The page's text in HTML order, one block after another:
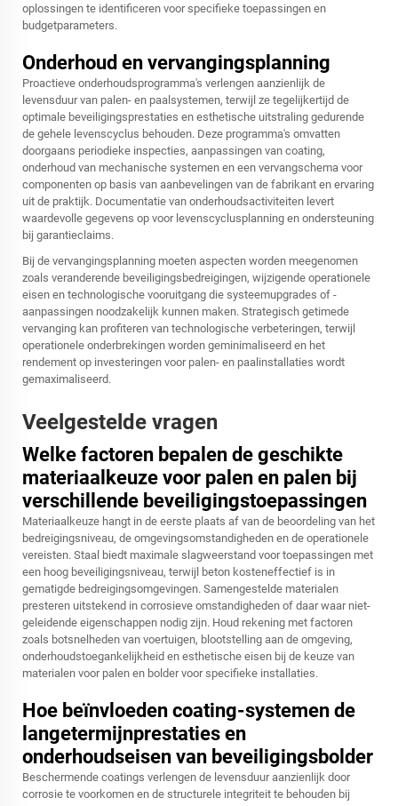
oplossingen te identificeren voor specifieke toepassingen en
budgetparameters.
Onderhoud en vervangingsplanning
Proactieve onderhoudsprogramma's verlengen aanzienlijk de
levensduur van palen- en paalsystemen, terwijl ze tegelijkertijd de
optimale beveiligingsprestaties en esthetische uitstraling gedurende
de gehele levenscyclus behouden. Deze programma's omvatten
doorgaans periodieke inspecties, aanpassingen van coating,
onderhoud van mechanische systemen en een vervangschema voor
componenten op basis van aanbevelingen van de fabrikant en ervaring
uit de praktijk. Documentatie van onderhoudsactiviteiten levert
waardevolle gegevens op voor levenscyclusplanning en ondersteuning
bij garantieclaims.
Bij de vervangingsplanning moeten aspecten worden meegenomen
zoals veranderende beveiligingsbedreigingen, wijzigende operationele
eisen en technologische vooruitgang die systeemupgrades of -
aanpassingen noodzakelijk kunnen maken. Strategisch getimede
vervanging kan profiteren van technologische verbeteringen, terwijl
operationele onderbrekingen worden geminimaliseerd en het
rendement op investeringen voor palen- en paalinstallaties wordt
gemaximaliseerd.
Veelgestelde vragen
Welke factoren bepalen de geschikte
materiaalkeuze voor palen en palen bij
verschillende beveiligingstoepassingen
Materiaalkeuze hangt in de eerste plaats af van de beoordeling van het
bedreigingsniveau, de omgevingsomstandigheden en de operationele
vereisten. Staal biedt maximale slagweerstand voor toepassingen met
een hoog beveiligingsniveau, terwijl beton kosteneffectief is in
gematigde bedreigingsomgevingen. Samengestelde materialen
presteren uitstekend in corrosieve omstandigheden of daar waar niet-
geleidende eigenschappen nodig zijn. Houd rekening met factoren
zoals botsnelheden van voertuigen, blootstelling aan de omgeving,
onderhoudstoegankelijkheid en esthetische eisen bij de keuze van
materialen voor palen en bolder voor specifieke installaties.
Hoe beïnvloeden coating-systemen de
langetermijnprestaties en
onderhoudseisen van beveiligingsbolder
Beschermende coatings verlengen de levensduur aanzienlijk door
corrosie te voorkomen en de structurele integriteit te behouden bij